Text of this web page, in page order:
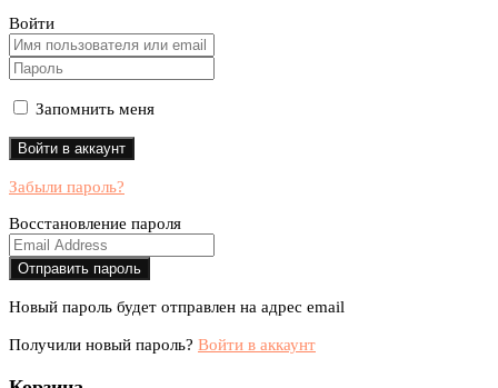
Войти
Запомнить меня
Забыли пароль?
Восстановление пароля
Новый пароль будет отправлен на адрес email
Получили новый пароль? Войти в аккаунт